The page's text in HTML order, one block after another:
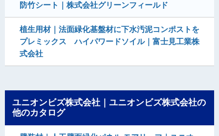
防竹シート｜株式会社グリーンフィールド
植生用材｜法面緑化基盤材に下水汚泥コンポストを
プレミックス ハイパワードソイル｜富士見工業株
式会社
ユニオンビズ株式会社｜ユニオンビズ株式会社の
他のカタログ